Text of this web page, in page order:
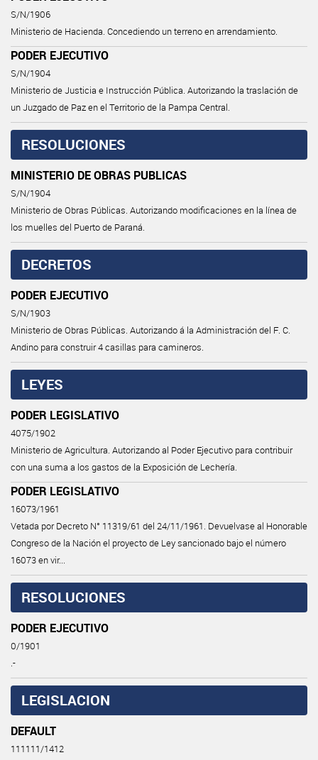
S/N/1906
Ministerio de Hacienda. Concediendo un terreno en arrendamiento.
PODER EJECUTIVO
S/N/1904
Ministerio de Justicia e Instrucción Pública. Autorizando la traslación de
un Juzgado de Paz en el Territorio de la Pampa Central.
RESOLUCIONES
MINISTERIO DE OBRAS PUBLICAS
S/N/1904
Ministerio de Obras Públicas. Autorizando modificaciones en la línea de
los muelles del Puerto de Paraná.
DECRETOS
PODER EJECUTIVO
S/N/1903
Ministerio de Obras Públicas. Autorizando á la Administración del F. C.
Andino para construir 4 casillas para camineros.
LEYES
PODER LEGISLATIVO
4075/1902
Ministerio de Agricultura. Autorizando al Poder Ejecutivo para contribuir
con una suma a los gastos de la Exposición de Lechería.
PODER LEGISLATIVO
16073/1961
Vetada por Decreto N° 11319/61 del 24/11/1961. Devuelvase al Honorable
Congreso de la Nación el proyecto de Ley sancionado bajo el número
16073 en vir...
RESOLUCIONES
PODER EJECUTIVO
0/1901
.-
LEGISLACION
DEFAULT
111111/1412